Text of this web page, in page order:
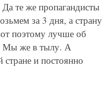
те же пропагандисты
за 3 дня, а страну
поэтому лучше об
Мы же в тылу. А
и постоянно